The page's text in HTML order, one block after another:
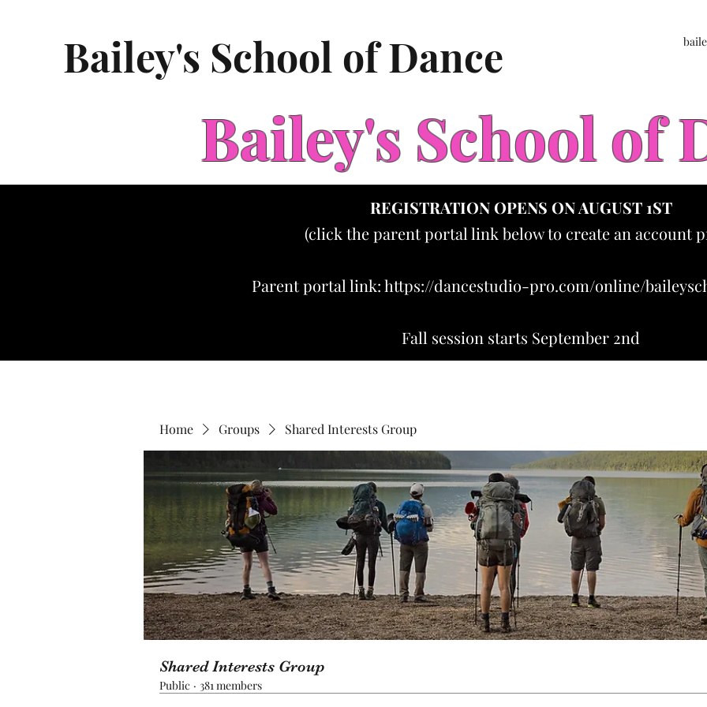
Bailey's School of Dance
Bailey's School of
REGISTRATION OPENS ON AUGUST 1ST
(click the parent portal link below to create an account
Parent portal link:https://dancestudio-pro.com/online/
Fall session starts September 2nd
Home Groups Shared Interests Group
Shared Interests Group
Public · 381 members